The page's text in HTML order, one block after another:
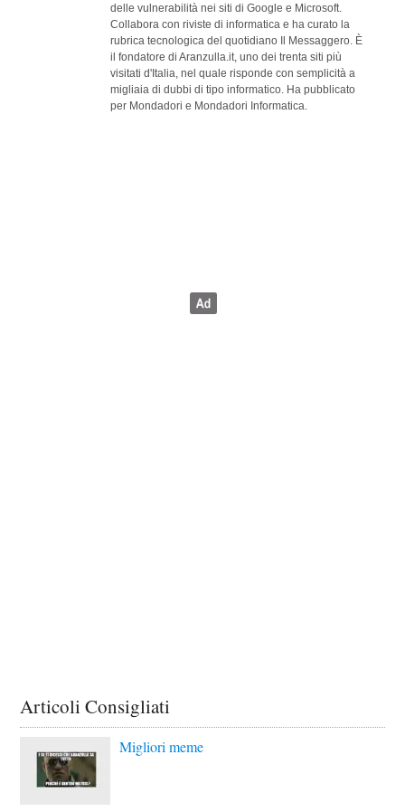
delle vulnerabilità nei siti di Google e Microsoft.
Collabora con riviste di informatica e ha curato la
rubrica tecnologica del quotidiano Il Messaggero. È
il fondatore di Aranzulla.it, uno dei trenta siti più
visitati d'Italia, nel quale risponde con semplicità a
migliaia di dubbi di tipo informatico. Ha pubblicato
per Mondadori e Mondadori Informatica.
Articoli Consigliati
Migliori meme